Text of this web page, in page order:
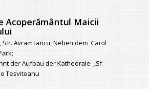
Acoperământul Maicii
Str. Avram Iancu, Neben dem Carol
der Aufbau der Kathedrale „Sf.
Tesviteanu